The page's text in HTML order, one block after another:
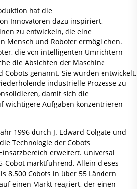
hat die
Innovatoren dazu inspiriert,
zu entwickeln, die eine
Mensch und Roboter ermöglichen.
die von intelligenten Umrichtern
die Absichten der Maschine
genannt. Sie wurden entwickelt,
industrielle Prozesse zu
damit sich die
wichtigere Aufgaben konzentrieren
1996 durch J. Edward Colgate und
Technologie der Cobots
erweitert. Universal
Cobot marktführend. Allein dieses
8.500 Cobots in über 55 Ländern
einen Markt reagiert, der einen